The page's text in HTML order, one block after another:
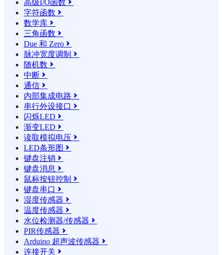
高级I/O函数 
字符函数 
数学库 
三角函数 
Due 和 Zero 
脉冲宽度调制 
随机数 
中断 
通信 
内部集成电路 
串行外设接口 
闪烁LED 
渐变LED 
读取模拟电压 
LED条形图 
键盘注销 
键盘消息 
鼠标按钮控制 
键盘串口 
湿度传感器 
温度传感器 
水位检测器/传感器 
PIR传感器 
Arduino 超声波传感器 
连接开关 